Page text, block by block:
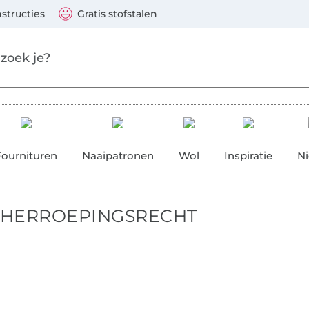
Gratis stofstalen
Naaipatronen Wol Inspiratie
Mastercard, PayPal, iDeal, Vooruitbetaling via